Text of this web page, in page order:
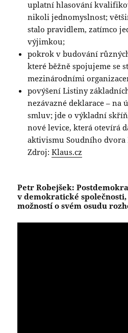
uplatní hlasování
nikoli jednomyslnost;
stalo pravidlem, zatímco
výjimkou;
pokrok v budování
které běžně spojujeme se
mezinárodními
povýšení Listiny
nezávazné deklarace – na
smluv; jde o výkladní
nové levice, která otevírá
aktivismu Soudního dvora
Zdroj:Klaus.cz
Petr Robejšek:
v demokratické
možností o svém osudu